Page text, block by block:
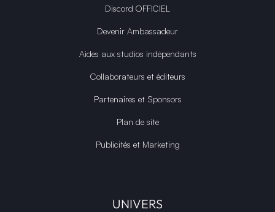
Discord OFFICIEL
Devenir Ambassadeur
Aides aux studios indépendants
Collaborateurs et éditeurs
Partenaires et Sponsors
Plan de site
Publicités et Marketing
UNIVERS